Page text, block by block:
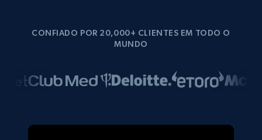
CONFIADO POR 20,000+ CLIENTES EM TODO O
MUNDO